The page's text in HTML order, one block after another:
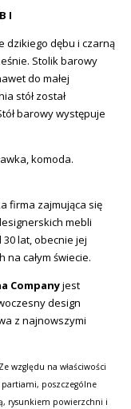
I
dzikiego dębu i czarną
Stolik barowy
do małej
stół został
barowy występuje
komoda.
firma zajmująca się
mebli
lat, obecnie jej
całym świecie.
Companyjest
design
z najnowszymi
względu na właściwości
poszczególne
rysunkiem powierzchni i